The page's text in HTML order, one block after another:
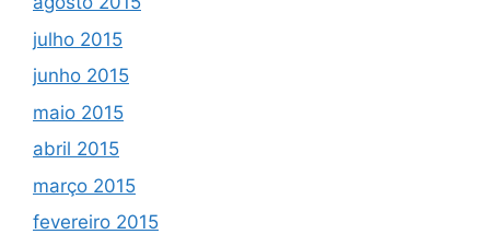
julho 2015
junho 2015
maio 2015
abril 2015
março 2015
fevereiro 2015